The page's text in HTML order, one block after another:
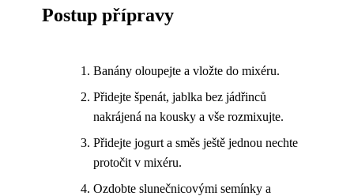
Postup přípravy
Banány oloupejte a vložte do mixéru.
Přidejte špenát, jablka bez jádřinců
nakrájená na kousky a vše rozmixujte.
Přidejte jogurt a směs ještě jednou nechte
protočit v mixéru.
Ozdobte slunečnicovými semínky a